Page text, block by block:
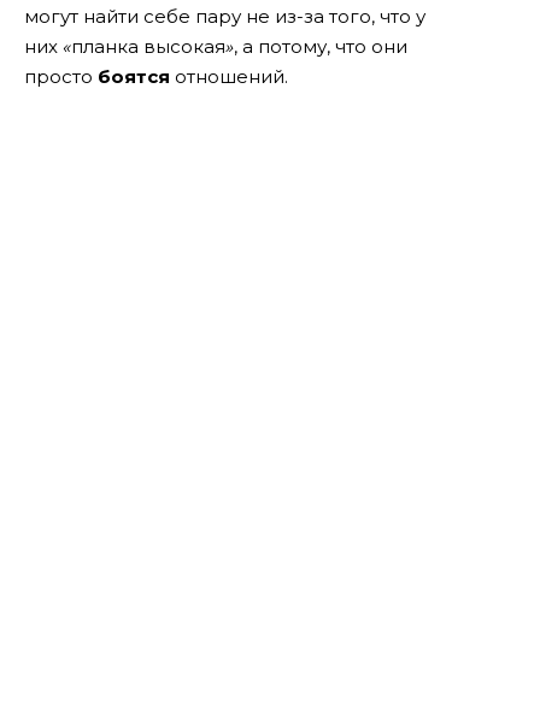
могут найти себе пару не из-за того, что у
них «планка высокая», а потому, что они
просто боятся отношений.